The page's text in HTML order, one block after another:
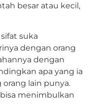
besar atau kecil,
suka
dengan orang
dengan
apa yang ia
lain punya.
menimbulkan